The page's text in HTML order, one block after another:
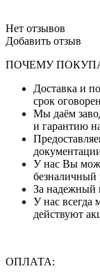
Нет отзывов
Добавить отзыв
ПОЧЕМУ
Доставка и
срок
Мы даём
и гарантию
У нас Вы
безналичный
За надежный
У нас всегда
действуют
ОПЛАТА: